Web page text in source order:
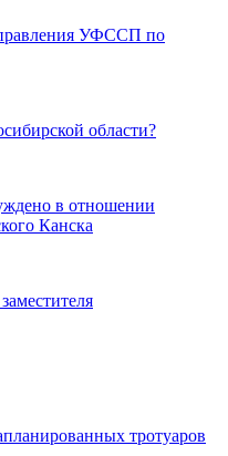
УФССП по
области?
в отношении
Канска
тротуаров